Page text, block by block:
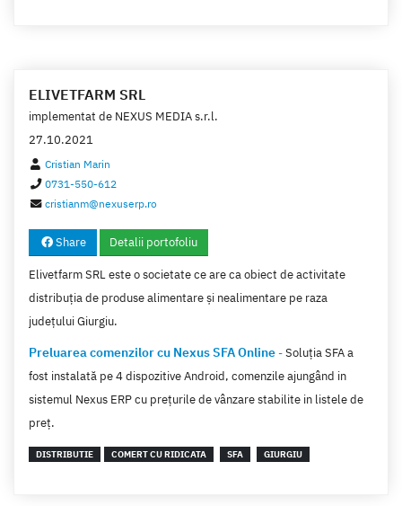
ELIVETFARM SRL
implementat de NEXUS MEDIA s.r.l.
27.10.2021
Cristian Marin
0731-550-612
cristianm@nexuserp.ro
Share Detalii portofoliu
Elivetfarm SRL este o societate ce are ca obiect de activitate
distribuția de produse alimentare și nealimentare pe raza
județului Giurgiu.
Preluarea comenzilor cu Nexus SFA Online-Soluția SFA a
fost instalată pe 4 dispozitive Android, comenzile ajungând in
sistemul Nexus ERP cu prețurile de vânzare stabilite in listele de
preț.
DISTRIBUTIE COMERT CU RIDICATA SFA GIURGIU